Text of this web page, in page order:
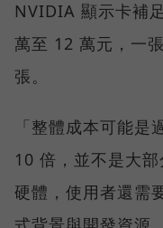
NVIDIA 顯示卡補
萬至 12 萬元，一
張。
「整體成本可能
10 倍，並不是大
硬體，使用者還需